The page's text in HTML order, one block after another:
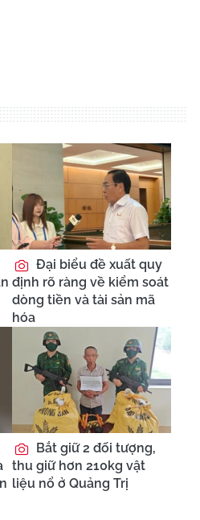
Đại biểu đề xuất quy
định rõ ràng về kiểm soát
dòng tiền và tài sản mã
hóa
Bắt giữ 2 đối tượng,
thu giữ hơn 210kg vật
liệu nổ ở Quảng Trị